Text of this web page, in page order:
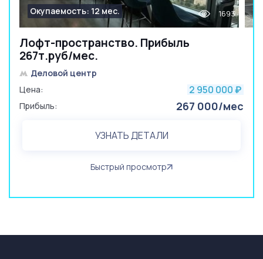
Лофт-пространство. Прибыль
267т.руб/мес.
Окупаемость: 12 мес. 1693
Деловой центр
Цена:
2 950 000 ₽
Прибыль: 267 000/мес
УЗНАТЬ ДЕТАЛИ
Быстрый просмотр